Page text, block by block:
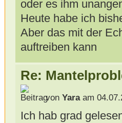
oder es ihm
Heute habe ich
Aber das mit der
auftreiben kann
Re:
von Yaraam
Ich hab grad